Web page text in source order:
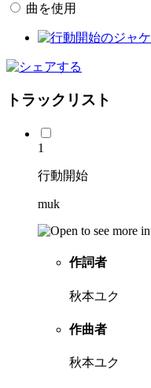
曲を使用
トラックリスト
1
行動開始
muk
作詞者
秋本ユク
作曲者
秋本ユク